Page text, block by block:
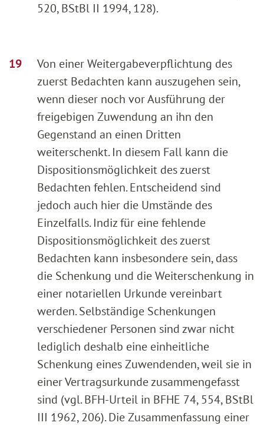
520, BStBl II 1994, 128).
Von einer Weitergabeverpflichtung des
zuerst Bedachten kann auszugehen sein,
wenn dieser noch vor Ausführung der
freigebigen Zuwendung an ihn den
Gegenstand an einen Dritten
weiterschenkt. In diesem Fall kann die
Dispositionsmöglichkeit des zuerst
Bedachten fehlen. Entscheidend sind
jedoch auch hier die Umstände des
Einzelfalls. Indiz für eine fehlende
Dispositionsmöglichkeit des zuerst
Bedachten kann insbesondere sein, dass
die Schenkung und die Weiterschenkung in
einer notariellen Urkunde vereinbart
werden. Selbständige Schenkungen
verschiedener Personen sind zwar nicht
lediglich deshalb eine einheitliche
Schenkung eines Zuwendenden, weil sie in
einer Vertragsurkunde zusammengefasst
sind (vgl. BFH-Urteil in BFHE 74, 554, BStBl
III 1962, 206). Die Zusammenfassung einer